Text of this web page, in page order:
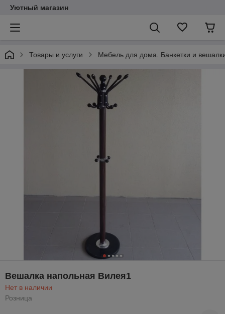
Уютный магазин
Товары и услуги Мебель для дома. Банкетки и
Вешалка напольная Вилея1
Нет в наличии
Розница